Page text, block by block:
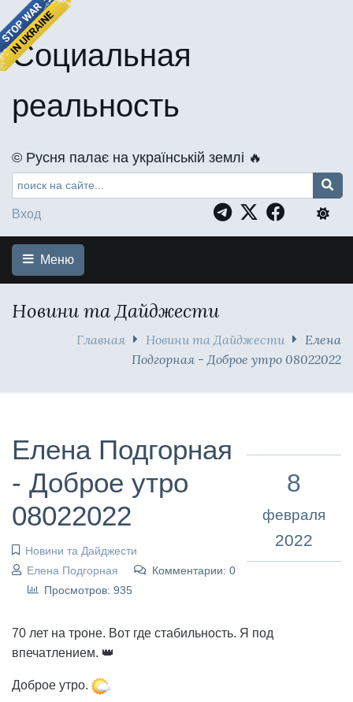
Социальная
реальность
©️ Русня палає на українській землі 🔥
Вход
Меню
Новини та Дайджести
Главная Новини та Дайджести
Елена
Подгорная - Доброе утро 08022022
Елена Подгорная
- Доброе утро
08022022
Новини та Дайджести
Елена Подгорная
Комментарии: 0
Просмотров: 935
8
февраля
2022
70 лет на троне. Вот где стабильность. Я под
впечатлением. 👑
Доброе утро.